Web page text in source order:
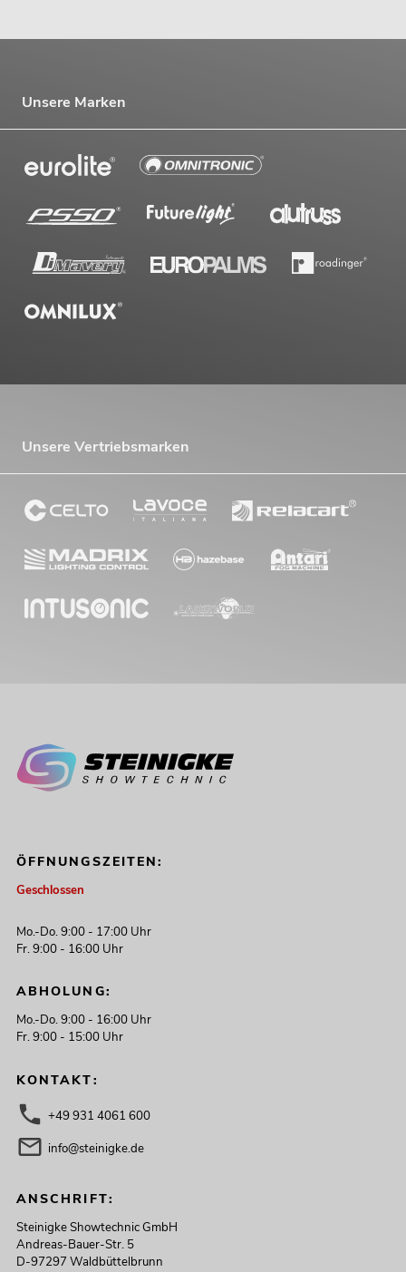
Unsere Marken
Unsere Vertriebsmarken
ÖFFNUNGSZEITEN:
Geschlossen
Mo.-Do. 9:00 - 17:00 Uhr
Fr. 9:00 - 16:00 Uhr
ABHOLUNG:
Mo.-Do. 9:00 - 16:00 Uhr
Fr. 9:00 - 15:00 Uhr
KONTAKT:
+49 931 4061 600
info@steinigke.de
ANSCHRIFT:
Steinigke Showtechnic GmbH
Andreas-Bauer-Str. 5
D-97297 Waldbüttelbrunn